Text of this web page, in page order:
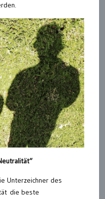
Unterzeichner des
die beste